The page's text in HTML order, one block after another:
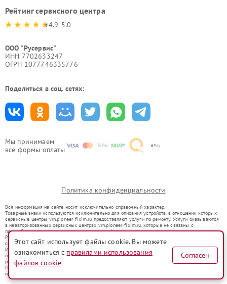
Мы принимаем
все формы оплаты
Рейтинг сервисного центра
4.9-5.0
ООО "Русервис"
ИНН 7702633247
ОГРН 1077746335776
Поделиться в соц. сетях:
Политика конфиденциальности
Вся информация на сайте носит исключительно справочный характер.
Товарные знаки используются исключительно для описания устройств, в отношении которых
сервисные центры vrn.pioneer-fixim.ru предоставляют услуги по ремонту. Услуги оказываются
в неавторизованных сервисных центрах vrn.pioneer-fixim.ru, которые не связаны с
правообладателями товарных знаков или их официальными представителями.
Ремонт осуществляется для устройств, уже введенных в гражданский оборот в соответствии
со статьей 1487 ГК РФ.
Использование товарных знаков не преследует цели индивидуализации услуг или введения
потребителей в заблуждение, а служит для информирования о предоставляемых услугах по
ремонту техники указанных брендов.
Представленная на сайте информация не является публичной офертой, определяемой
положениями Статьи 437(2) Гражданского кодекса РФ
Этот сайт использует файлы cookie. Вы можете
ознакомиться с правилами использования
файлов cookie
Согласен